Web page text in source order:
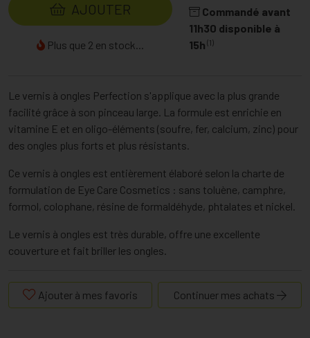
AJOUTER
Plus que 2 en stock...
Commandé avant
11h30 disponible à
15h (1)
Le vernis à ongles Perfection s'applique avec la plus grande
facilité grâce à son pinceau large. La formule est enrichie en
vitamine E et en oligo-éléments (soufre, fer, calcium, zinc) pour
des ongles plus forts et plus résistants.
Ce vernis à ongles est entièrement élaboré selon la charte de
formulation de Eye Care Cosmetics : sans toluène, camphre,
formol, colophane, résine de formaldéhyde, phtalates et nickel.
Le vernis à ongles est très durable, offre une excellente
couverture et fait briller les ongles.
Ajouter à mes favoris Continuer mes achats